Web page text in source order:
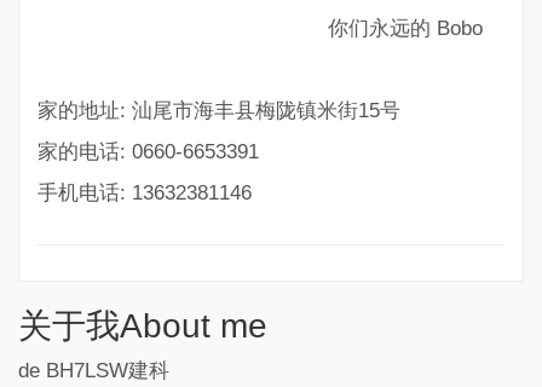
你们永远的 Bobo
家的地址: 汕尾市海丰县梅陇镇米街15号
家的电话: 0660-6653391
手机电话: 13632381146
关于我About me
de BH7LSW建科